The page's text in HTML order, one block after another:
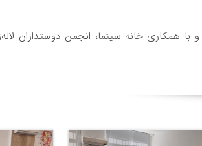
خانه سینما، انجمن دوستداران